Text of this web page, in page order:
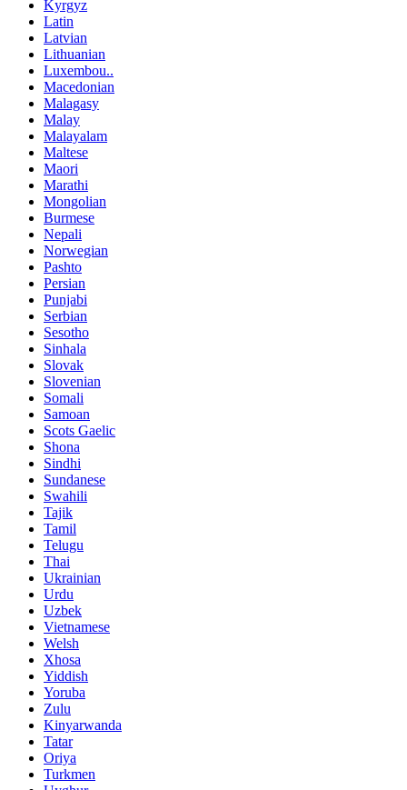
Kyrgyz
Latin
Latvian
Lithuanian
Luxembou..
Macedonian
Malagasy
Malay
Malayalam
Maltese
Maori
Marathi
Mongolian
Burmese
Nepali
Norwegian
Pashto
Persian
Punjabi
Serbian
Sesotho
Sinhala
Slovak
Slovenian
Somali
Samoan
Scots Gaelic
Shona
Sindhi
Sundanese
Swahili
Tajik
Tamil
Telugu
Thai
Ukrainian
Urdu
Uzbek
Vietnamese
Welsh
Xhosa
Yiddish
Yoruba
Zulu
Kinyarwanda
Tatar
Oriya
Turkmen